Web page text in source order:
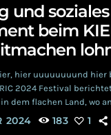
und soziales
beim
hier uuuuuuuund hier
2024 Festival
dem flachen Land, wo
Ankunft sichtbar ist und
30 Grad Winkel stehen,
2024 183 1